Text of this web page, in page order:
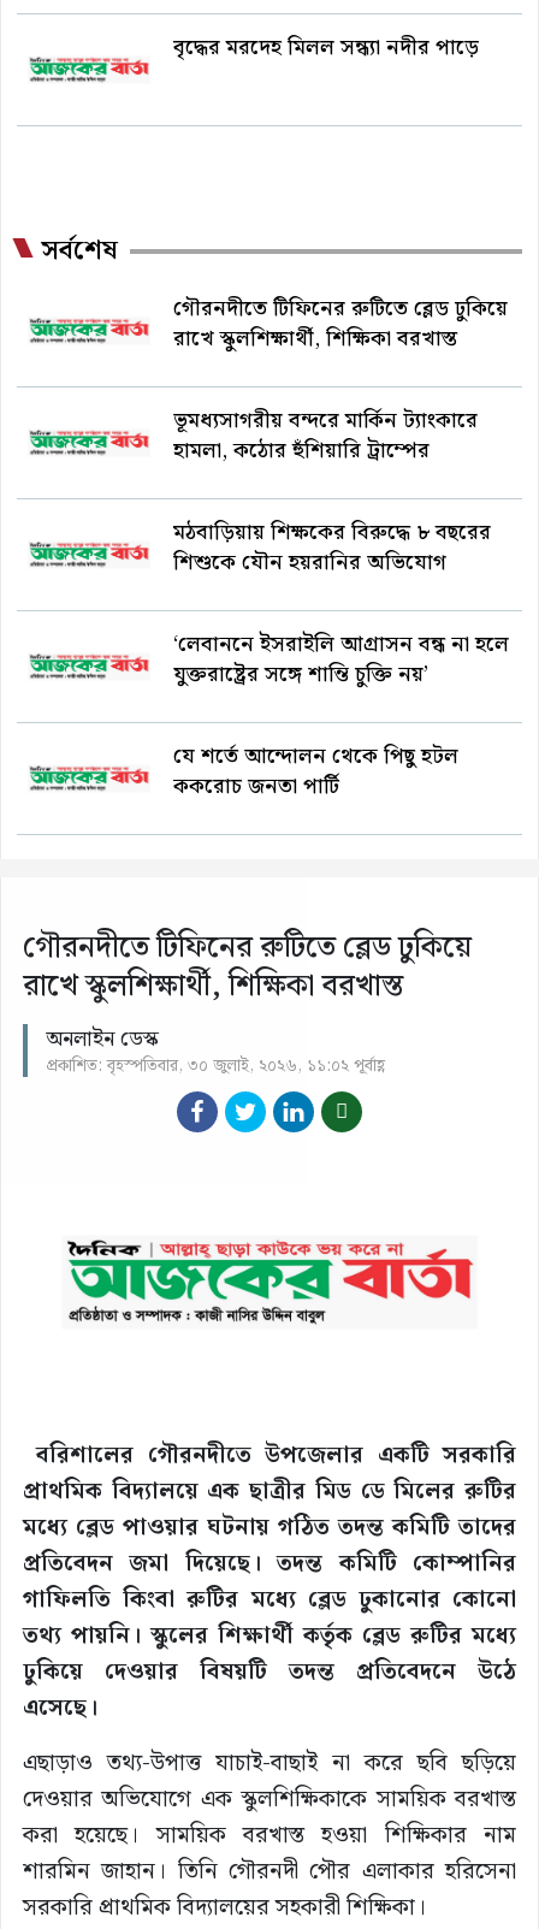
বৃদ্ধের মরদেহ মিলল সন্ধ্যা নদীর পাড়ে
সর্বশেষ
গৌরনদীতে টিফিনের রুটিতে ব্লেড ঢুকিয়ে
রাখে স্কুলশিক্ষার্থী, শিক্ষিকা বরখাস্ত
ভূমধ্যসাগরীয় বন্দরে মার্কিন ট্যাংকারে
হামলা, কঠোর হুঁশিয়ারি ট্রাম্পের
মঠবাড়িয়ায় শিক্ষকের বিরুদ্ধে ৮ বছরের
শিশুকে যৌন হয়রানির অভিযোগ
‘লেবাননে ইসরাইলি আগ্রাসন বন্ধ না হলে
যুক্তরাষ্ট্রের সঙ্গে শান্তি চুক্তি নয়’
যে শর্তে আন্দোলন থেকে পিছু হটল
ককরোচ জনতা পার্টি
গৌরনদীতে টিফিনের রুটিতে ব্লেড ঢুকিয়ে
রাখে স্কুলশিক্ষার্থী, শিক্ষিকা বরখাস্ত
অনলাইন ডেস্ক
প্রকাশিত: বৃহস্পতিবার, ৩০ জুলাই, ২০২৬, ১১:০২ পূর্বাহ্ণ
বরিশালের গৌরনদীতে উপজেলার একটি সরকারি
প্রাথমিক বিদ্যালয়ে এক ছাত্রীর মিড ডে মিলের রুটির
মধ্যে ব্লেড পাওয়ার ঘটনায় গঠিত তদন্ত কমিটি তাদের
প্রতিবেদন জমা দিয়েছে। তদন্ত কমিটি কোম্পানির
গাফিলতি কিংবা রুটির মধ্যে ব্লেড ঢুকানোর কোনো
তথ্য পায়নি। স্কুলের শিক্ষার্থী কর্তৃক ব্লেড রুটির মধ্যে
ঢুকিয়ে দেওয়ার বিষয়টি তদন্ত প্রতিবেদনে উঠে
এসেছে।
এছাড়াও তথ্য-উপাত্ত যাচাই-বাছাই না করে ছবি ছড়িয়ে
দেওয়ার অভিযোগে এক স্কুলশিক্ষিকাকে সাময়িক বরখাস্ত
করা হয়েছে। সাময়িক বরখাস্ত হওয়া শিক্ষিকার নাম
শারমিন জাহান। তিনি গৌরনদী পৌর এলাকার হরিসেনা
সরকারি প্রাথমিক বিদ্যালয়ের সহকারী শিক্ষিকা।